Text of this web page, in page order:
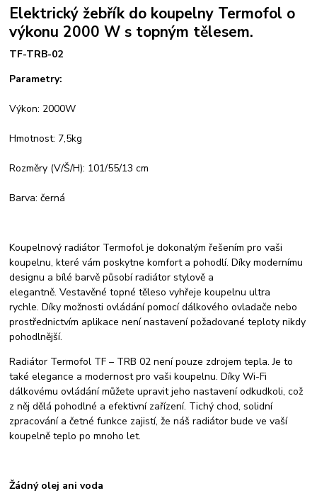
Elektrický žebřík do koupelny Termofol o
výkonu 2000 W s topným tělesem.
TF-TRB-02
Parametry:
Výkon: 2000W
Hmotnost: 7,5kg
Rozměry (V/Š/H): 101/55/13 cm
Barva: černá
Koupelnový radiátor Termofol je dokonalým řešením pro vaši
koupelnu, které vám poskytne komfort a pohodlí. Díky modernímu
designu a bílé barvě působí radiátor stylově a
elegantně. Vestavěné topné těleso vyhřeje koupelnu ultra
rychle. Díky možnosti ovládání pomocí dálkového ovladače nebo
prostřednictvím aplikace není nastavení požadované teploty nikdy
pohodlnější.
Radiátor Termofol TF – TRB 02 není pouze zdrojem tepla. Je to
také elegance a modernost pro vaši koupelnu. Díky Wi-Fi
dálkovému ovládání můžete upravit jeho nastavení odkudkoli, což
z něj dělá pohodlné a efektivní zařízení. Tichý chod, solidní
zpracování a četné funkce zajistí, že náš radiátor bude ve vaší
koupelně teplo po mnoho let.
Žádný olej ani voda